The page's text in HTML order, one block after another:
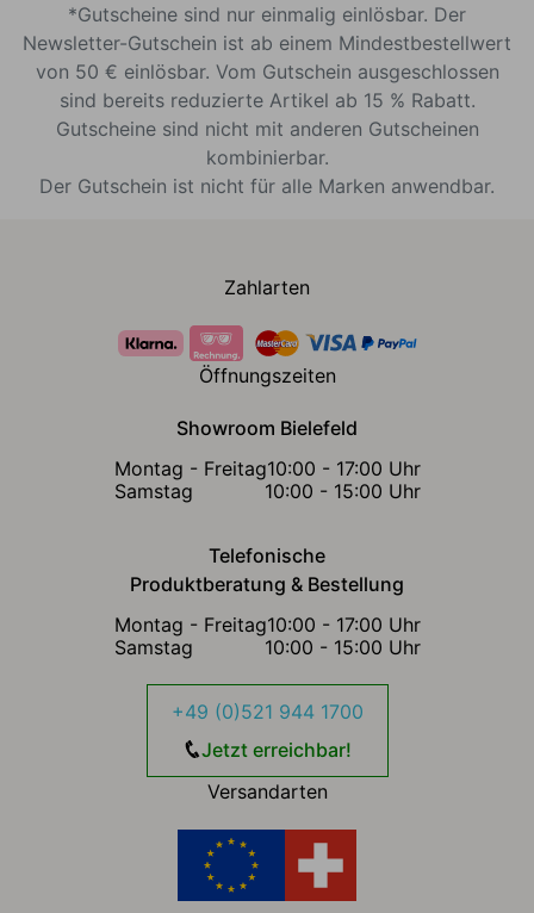
*Gutscheine sind nur einmalig einlösbar. Der
Newsletter-Gutschein ist ab einem Mindestbestellwert
von 50 € einlösbar. Vom Gutschein ausgeschlossen
sind bereits reduzierte Artikel ab 15 % Rabatt.
Gutscheine sind nicht mit anderen Gutscheinen
kombinierbar.
Der Gutschein ist nicht für alle Marken anwendbar.
Zahlarten
Öffnungszeiten
Showroom Bielefeld
Montag - Freitag10:00 - 17:00 Uhr
Samstag
10:00 - 15:00 Uhr
Telefonische
Produktberatung & Bestellung
Montag - Freitag10:00 - 17:00 Uhr
Samstag
10:00 - 15:00 Uhr
+49 (0)521 944 1700
Jetzt erreichbar!
Versandarten